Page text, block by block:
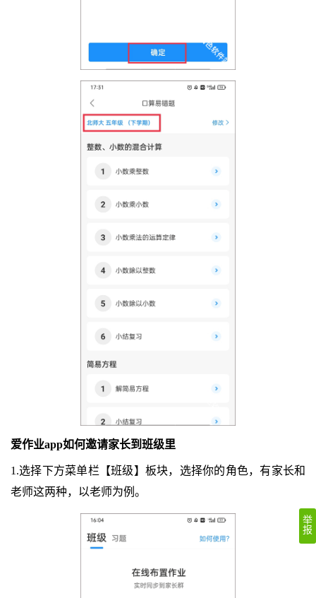
爱作业app如何邀请家长到班级里
1.选择下方菜单栏【班级】板块，选择你的角色，有家长和
老师这两种，以老师为例。
举
报